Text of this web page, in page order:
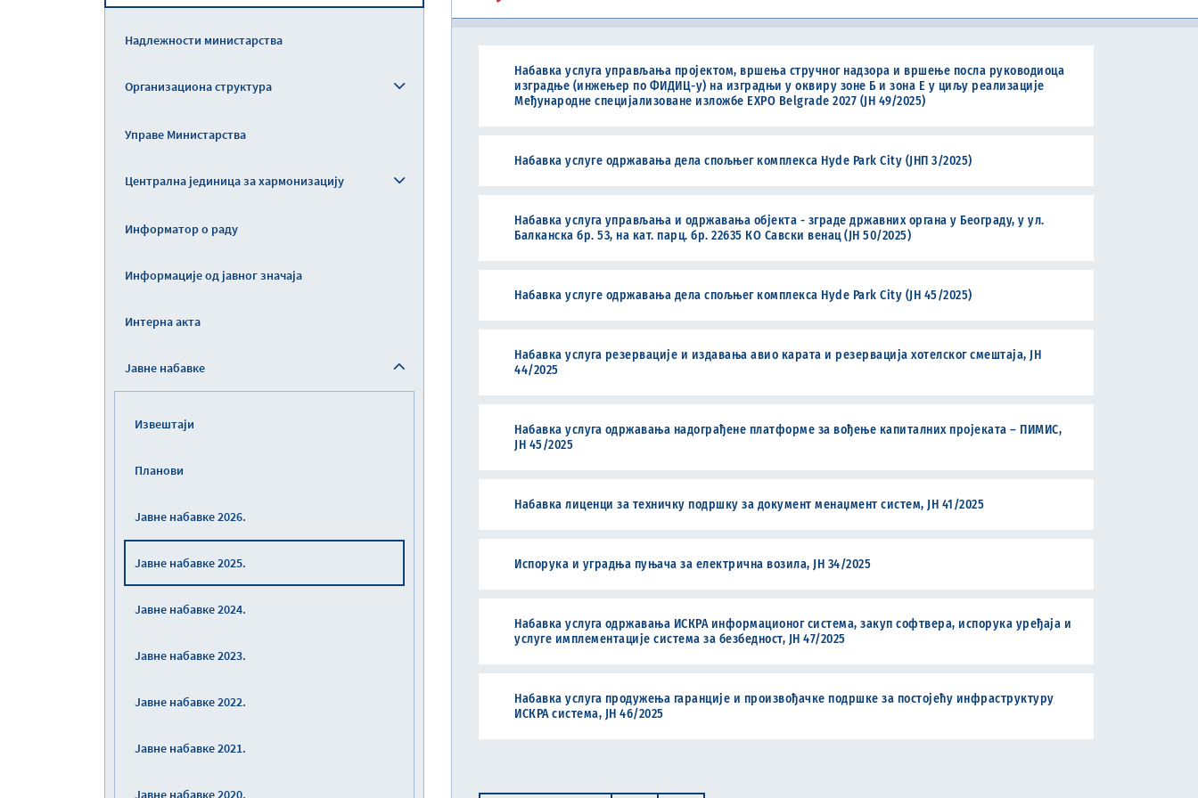
Надлежности министарства
Организациона структура
Управе Министарства
Централна јединица за хармонизацију
Информатор о раду
Информације од јавног значаја
Интерна акта
Јавне набавке
Извештаји
Планови
Јавне набавке 2026.
Јавне набавке 2025.
Јавне набавке 2024.
Јавне набавке 2023.
Јавне набавке 2022.
Јавне набавке 2021.
Јавне набавке 2020.
Набавка услуга управљања пројектом, вршења стручног надзора и вршење посла руководиоца
изградње (инжењер по ФИДИЦ-у) на изградњи у оквиру зоне Б и зона Е у циљу реализације
Међународне специјализоване изложбе ЕXPO Belgrade 2027 (ЈН 49/2025)
Набавка услуге одржавања дела спољњег комплекса Hyde Park City (ЈНП 3/2025)
Набавка услуга управљања и одржавања објекта - зграде државних органа у Београду, у ул.
Балканска бр. 53, на кат. парц. бр. 22635 КО Савски венац (ЈН 50/2025)
Набавка услуге одржавања дела спољњег комплекса Hyde Park City (ЈН 45/2025)
Набавка услуга резервације и издавања авио карата и резервација хотелског смештаја, ЈН
44/2025
Набавка услуга одржавања надограђене платформе за вођење капиталних пројеката – ПИМИС,
ЈН 45/2025
Набавка лиценци за техничку подршку за документ менаџмент систем, ЈН 41/2025
Испорука и уградња пуњача за електрична возила, ЈН 34/2025
Набавка услуга одржавања ИСКРА информационог система, закуп софтвера, испорука уређаја и
услуге имплементације система за безбедност, ЈН 47/2025
Набавка услуга продужења гаранције и произвођачке подршке за постојећу инфраструктуру
ИСКРА система, ЈН 46/2025